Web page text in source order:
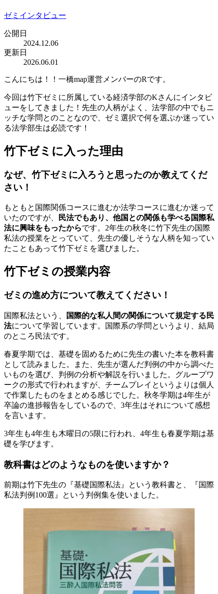
ゼミインタビュー
公開日
2024.12.06
更新日
2026.06.01
こんにちは！！一橋map運営メンバーのRです。
今回は竹下ゼミに所属している経済学部のKさんにインタビ
ューをしてきました！先生の人柄がよく、法学部の中でもニ
ッチな学問とのことなので、ゼミ選択で何を選ぶか迷ってい
る法学部生は必読です！
竹下ゼミに入った理由
なぜ、竹下ゼミに入ろうと思ったのか教えてくだ
さい！
もともと国際関係コースに進むか法学コースに進むか迷って
いたのですが、
民法でもあり、他国との関係も学べる国際私
法に興味をもったからです。2年生の秋冬に竹下先生の国際
私法の授業をとっていて、先生の優しそうな人柄を知ってい
たこともあって竹下ゼミを選びました。
竹下ゼミの授業内容
ゼミの進め方について教えてください！
国際私法という、
国際的な私人間の関係について規定する民
法について学習しています。国際系の学問というより、結局
のところ民法です。
春夏学期では、基礎を固めるために先生の書いた本を教科書
として読みました。また、先生が選んだ判例の中から調べた
いものを選び、判例の分析や解説を行いました。グループワ
ークの形式で行われますが、チームプレイというよりは個人
で作業したものをまとめる感じでした。秋冬学期は4年生が
卒論の進捗報告をしているので、3年生はそれについて感想
を言います。
3年生も4年生も木曜日の5限に行われ、4年生も春夏学期は基
礎を学びます。
教科書はどのようなものを使いますか？
前期は竹下先生の『基礎国際私法』という教科書と、『国際
私法判例100選』という判例集を使いました。